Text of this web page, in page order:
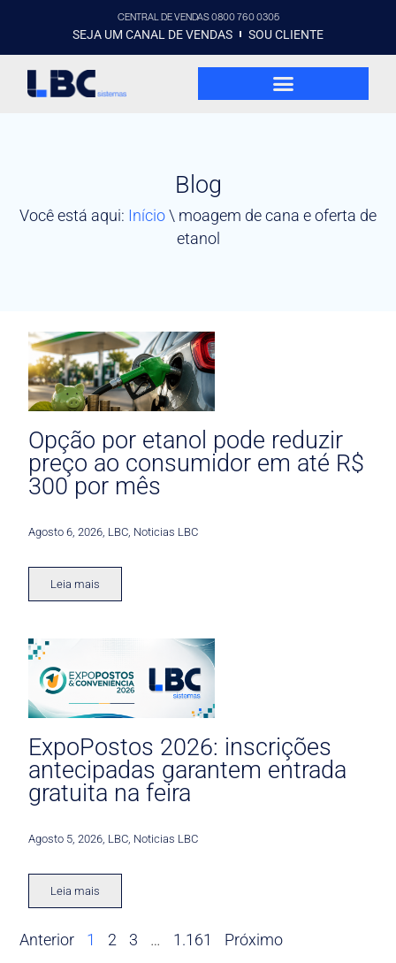
CENTRAL DE VENDAS 0800 760 0305
SEJA UM CANAL DE VENDAS SOU CLIENTE
Blog
Você está aqui: Início\ moagem de cana e oferta de
etanol
Opção por etanol pode reduzir
preço ao consumidor em até R$
300 por mês
Agosto 6, 2026 LBC Noticias LBC
Leia mais
ExpoPostos 2026: inscrições
antecipadas garantem entrada
gratuita na feira
Agosto 5, 2026 LBC Noticias LBC
Leia mais
Anterior 1 2 3 … 1.161 Próximo